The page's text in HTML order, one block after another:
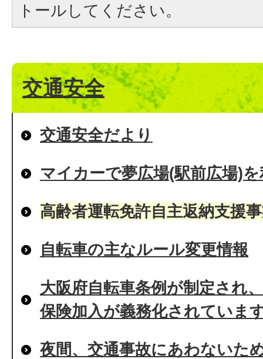
トールしてください。
交通安全
交通安全だより
マイカーで夢広場(駅前広場)
高齢者運転免許自主返納支援
自転車の主なルール変更情報
大阪府自転車条例が制定され
保険加入が義務化されていま
夜間、交通事故にあわないた